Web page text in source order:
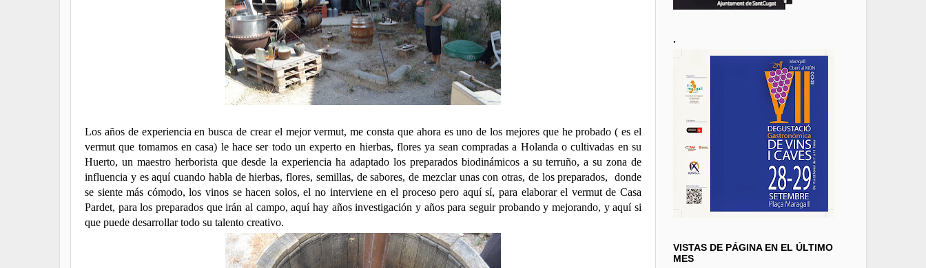
Los años de experiencia en busca de crear el mejor vermut, me consta que ahora es uno de los mejores que he probado ( es el
vermut que tomamos en casa) le hace ser todo un experto en hierbas, flores ya sean compradas a Holanda o cultivadas en su
Huerto, un maestro herborista que desde la experiencia ha adaptado los preparados biodinámicos a su terruño, a su zona de
influencia y es aquí cuando habla de hierbas, flores, semillas, de sabores, de mezclar unas con otras, de los preparados, donde
se siente más cómodo, los vinos se hacen solos, el no interviene en el proceso pero aquí sí, para elaborar el vermut de Casa
Pardet, para los preparados que irán al campo, aquí hay años investigación y años para seguir probando y mejorando, y aquí si
que puede desarrollar todo su talento creativo.
.
VISTAS DE PÁGINA EN EL ÚLTIMO
MES